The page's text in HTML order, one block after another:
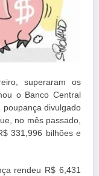
superaram os
o Banco Central
divulgado
no mês passado,
331,996 bilhões e
rendeu R$ 6,431